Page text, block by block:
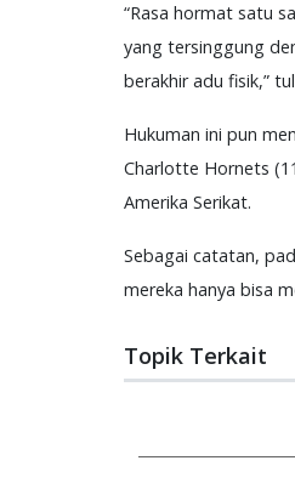
“Rasa hormat satu
yang tersinggung
berakhir adu fisik,”
Hukuman ini pun
Charlotte Hornets
Amerika Serikat.
Sebagai catatan,
mereka hanya bisa
Topik Terkait